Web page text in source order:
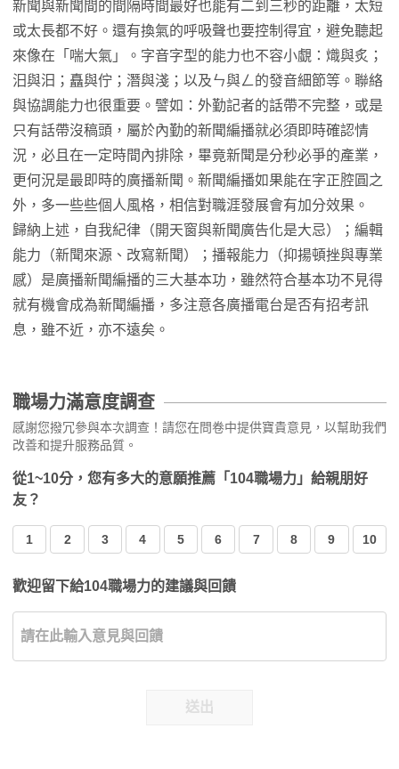
新聞與新聞間的間隔時間最好也能有二到三秒的距離，太短
或太長都不好。還有換氣的呼吸聲也要控制得宜，避免聽起
來像在「喘大氣」。字音字型的能力也不容小覷：熾與炙；
汨與汩；矗與佇；潛與淺；以及ㄣ與ㄥ的發音細節等。聯絡
與協調能力也很重要。譬如：外勤記者的話帶不完整，或是
只有話帶沒稿頭，屬於內勤的新聞編播就必須即時確認情
況，必且在一定時間內排除，畢竟新聞是分秒必爭的產業，
更何況是最即時的廣播新聞。新聞編播如果能在字正腔圓之
外，多一些些個人風格，相信對職涯發展會有加分效果。
歸納上述，自我紀律（開天窗與新聞廣告化是大忌）；編輯
能力（新聞來源、改寫新聞）；播報能力（抑揚頓挫與專業
感）是廣播新聞編播的三大基本功，雖然符合基本功不見得
就有機會成為新聞編播，多注意各廣播電台是否有招考訊
息，雖不近，亦不遠矣。
職場力滿意度調查
感謝您撥冗參與本次調查！請您在問卷中提供寶貴意見，以幫助我們
改善和提升服務品質。
從1~10分，您有多大的意願推薦「104職場力」給親朋好
友？
1 2 3 4 5 6 7 8 9 10
歡迎留下給104職場力的建議與回饋
送出